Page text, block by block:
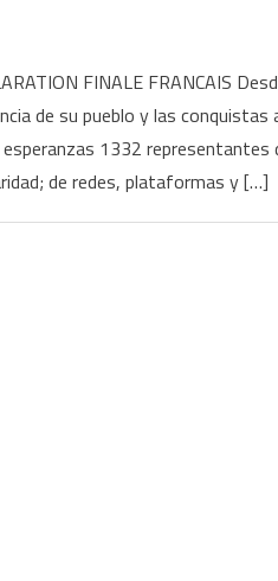
FINALE FRANCAIS
de su pueblo y las conquistas
1332 representantes
de redes, plataformas y […]